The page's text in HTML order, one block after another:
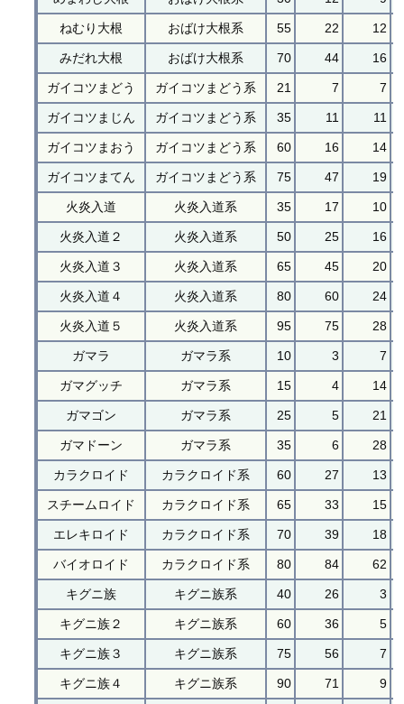
ねむり大根 おばけ大根系 55 22 12
みだれ大根 おばけ大根系 70 44 16
ガイコツまどう ガイコツまどう系 21 7 7
ガイコツまじん ガイコツまどう系 35 11 11
ガイコツまおう ガイコツまどう系 60 16 14
ガイコツまてん ガイコツまどう系 75 47 19
火炎入道 火炎入道系 35 17 10
火炎入道２ 火炎入道系 50 25 16
火炎入道３ 火炎入道系 65 45 20
火炎入道４ 火炎入道系 80 60 24
火炎入道５ 火炎入道系 95 75 28
ガマラ ガマラ系 10 3 7
ガマグッチ ガマラ系 15 4 14
ガマゴン ガマラ系 25 5 21
ガマドーン ガマラ系 35 6 28
カラクロイド カラクロイド系 60 27 13
スチームロイド カラクロイド系 65 33 15
エレキロイド カラクロイド系 70 39 18
バイオロイド カラクロイド系 80 84 62
キグニ族 キグニ族系 40 26 3
キグニ族２ キグニ族系 60 36 5
キグニ族３ キグニ族系 75 56 7
キグニ族４ キグニ族系 90 71 9